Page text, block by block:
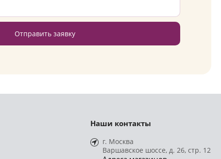
Отправить заявку
Наши контакты
г. Москва
Варшавское шоссе, д. 26, стр. 12